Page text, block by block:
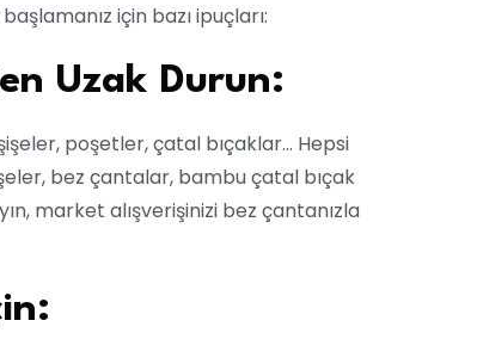
için bazı ipuçları:
Uzak Durun:
poşetler, çatal bıçaklar... Hepsi
bez çantalar, bambu çatal bıçak
market alışverişinizi bez çantanızla